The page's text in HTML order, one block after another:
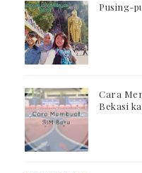
Pusing-
Cara
Bekasi